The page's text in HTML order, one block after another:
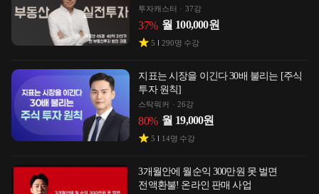
투자캐스터 37강
37% 월 100,000원
5 290명 수강
지표는 시장을 이긴다 30배 불리는 [주식
투자 원칙]
스탁워커 26강
80% 월 19,000원
5 14명 수강
3개월안에 월순익 300만원 못 벌면
전액환불! 온라인 판매 사업